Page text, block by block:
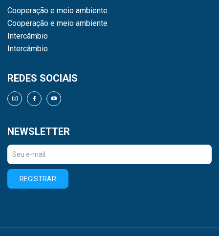
Cooperação e meio ambiente
Cooperação e meio ambiente
Intercâmbio
Intercâmbio
REDES SOCIAIS
NEWSLETTER
REGISTRAR